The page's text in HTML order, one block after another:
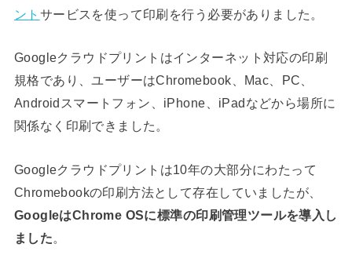
ント サービスを使って印刷を行う必要がありました。
Googleクラウドプリントはインターネット対応の印刷
規格であり、ユーザーはChromebook、Mac、PC、
Androidスマートフォン、iPhone、iPadなどから場所に
関係なく印刷できました。
Googleクラウドプリントは10年の大部分にわたって
Chromebookの印刷方法として存在していましたが、
GoogleはChrome OSに標準の印刷管理ツールを導入し
ました。